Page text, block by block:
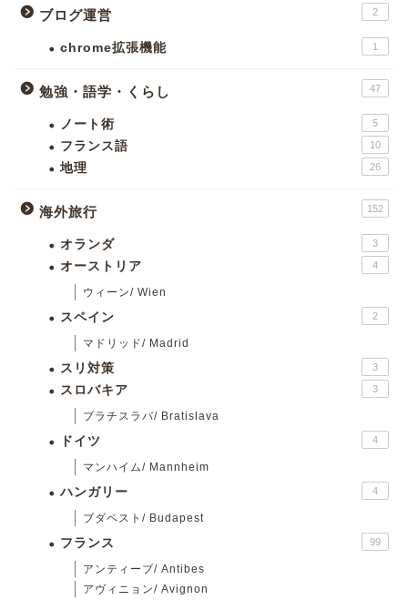
ブログ運営 2
chrome拡張機能 1
勉強・語学・くらし 47
ノート術 5
フランス語 10
地理 26
海外旅行 152
オランダ 3
オーストリア 4
ウィーン/ Wien
スペイン 2
マドリッド/ Madrid
スリ対策 3
スロバキア 3
ブラチスラバ/ Bratislava
ドイツ 4
マンハイム/ Mannheim
ハンガリー 4
ブダペスト/ Budapest
フランス 99
アンティーブ/ Antibes
アヴィニョン/ Avignon